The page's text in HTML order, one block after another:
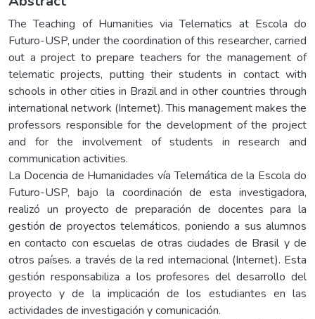
The Teaching of Humanities via Telematics at Escola do
Futuro-USP, under the coordination of this researcher, carried
out a project to prepare teachers for the management of
telematic projects, putting their students in contact with
schools in other cities in Brazil and in other countries through
international network (Internet). This management makes the
professors responsible for the development of the project
and for the involvement of students in research and
communication activities.
La Docencia de Humanidades vía Telemática de la Escola do
Futuro-USP, bajo la coordinación de esta investigadora,
realizó un proyecto de preparación de docentes para la
gestión de proyectos telemáticos, poniendo a sus alumnos
en contacto con escuelas de otras ciudades de Brasil y de
otros países. a través de la red internacional (Internet). Esta
gestión responsabiliza a los profesores del desarrollo del
proyecto y de la implicación de los estudiantes en las
actividades de investigación y comunicación.